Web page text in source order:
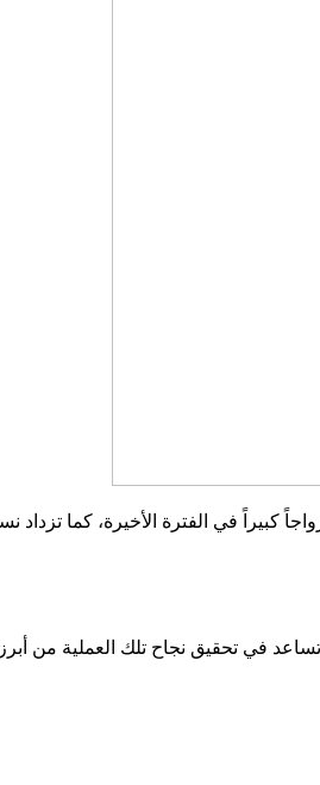
كبيراً في الفترة الأخيرة، كما
في تحقيق نجاح تلك العملية من